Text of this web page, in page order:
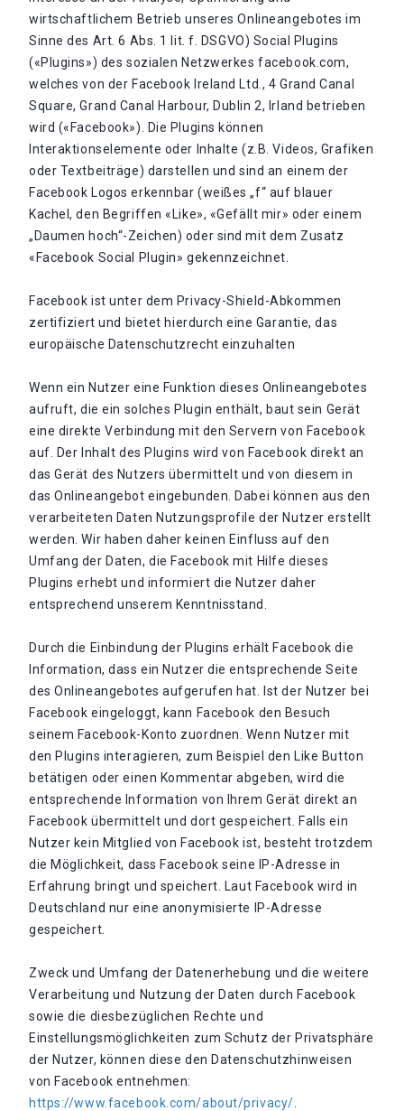
wirtschaftlichem Betrieb unseres Onlineangebotes im
Sinne des Art. 6 Abs. 1 lit. f. DSGVO) Social Plugins
(«Plugins») des sozialen Netzwerkes facebook.com,
welches von der Facebook Ireland Ltd., 4 Grand Canal
Square, Grand Canal Harbour, Dublin 2, Irland betrieben
wird («Facebook»). Die Plugins können
Interaktionselemente oder Inhalte (z.B. Videos, Grafiken
oder Textbeiträge) darstellen und sind an einem der
Facebook Logos erkennbar (weißes „f“ auf blauer
Kachel, den Begriffen «Like», «Gefällt mir» oder einem
„Daumen hoch“-Zeichen) oder sind mit dem Zusatz
«Facebook Social Plugin» gekennzeichnet.
Facebook ist unter dem Privacy-Shield-Abkommen
zertifiziert und bietet hierdurch eine Garantie, das
europäische Datenschutzrecht einzuhalten
Wenn ein Nutzer eine Funktion dieses Onlineangebotes
aufruft, die ein solches Plugin enthält, baut sein Gerät
eine direkte Verbindung mit den Servern von Facebook
auf. Der Inhalt des Plugins wird von Facebook direkt an
das Gerät des Nutzers übermittelt und von diesem in
das Onlineangebot eingebunden. Dabei können aus den
verarbeiteten Daten Nutzungsprofile der Nutzer erstellt
werden. Wir haben daher keinen Einfluss auf den
Umfang der Daten, die Facebook mit Hilfe dieses
Plugins erhebt und informiert die Nutzer daher
entsprechend unserem Kenntnisstand.
Durch die Einbindung der Plugins erhält Facebook die
Information, dass ein Nutzer die entsprechende Seite
des Onlineangebotes aufgerufen hat. Ist der Nutzer bei
Facebook eingeloggt, kann Facebook den Besuch
seinem Facebook-Konto zuordnen. Wenn Nutzer mit
den Plugins interagieren, zum Beispiel den Like Button
betätigen oder einen Kommentar abgeben, wird die
entsprechende Information von Ihrem Gerät direkt an
Facebook übermittelt und dort gespeichert. Falls ein
Nutzer kein Mitglied von Facebook ist, besteht trotzdem
die Möglichkeit, dass Facebook seine IP-Adresse in
Erfahrung bringt und speichert. Laut Facebook wird in
Deutschland nur eine anonymisierte IP-Adresse
gespeichert.
Zweck und Umfang der Datenerhebung und die weitere
Verarbeitung und Nutzung der Daten durch Facebook
sowie die diesbezüglichen Rechte und
Einstellungsmöglichkeiten zum Schutz der Privatsphäre
der Nutzer, können diese den Datenschutzhinweisen
von Facebook entnehmen:
https://www.facebook.com/about/privacy/